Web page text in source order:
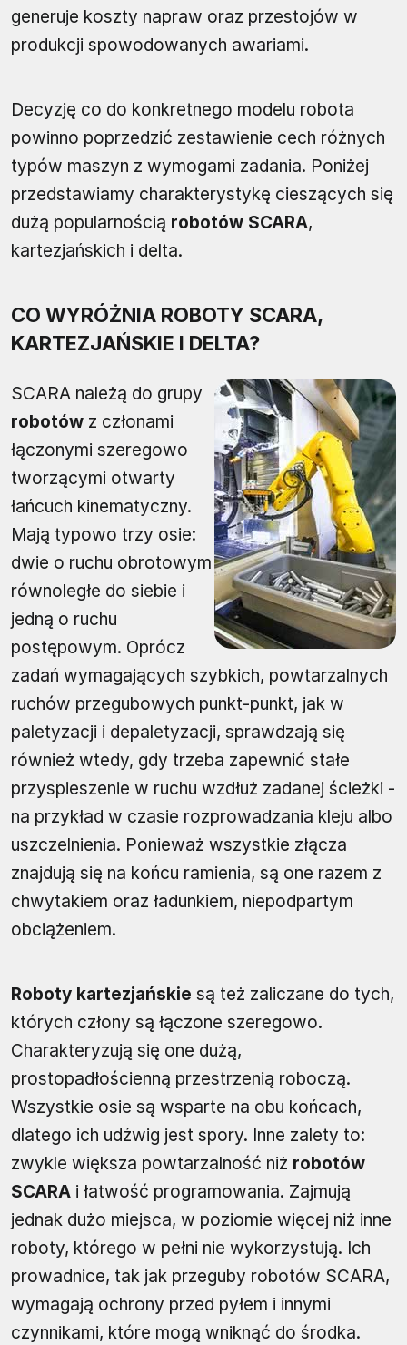
generuje koszty napraw oraz przestojów w
produkcji spowodowanych awariami.
Decyzję co do konkretnego modelu robota
powinno poprzedzić zestawienie cech różnych
typów maszyn z wymogami zadania. Poniżej
przedstawiamy charakterystykę cieszących się
dużą popularnością robotów SCARA,
kartezjańskich i delta.
CO WYRÓŻNIA ROBOTY SCARA,
KARTEZJAŃSKIE I DELTA?
SCARA należą do grupy
robotów z członami
łączonymi szeregowo
tworzącymi otwarty
łańcuch kinematyczny.
Mają typowo trzy osie:
dwie o ruchu obrotowym
równoległe do siebie i
jedną o ruchu
postępowym. Oprócz
zadań wymagających szybkich, powtarzalnych
ruchów przegubowych punkt-punkt, jak w
paletyzacji i depaletyzacji, sprawdzają się
również wtedy, gdy trzeba zapewnić stałe
przyspieszenie w ruchu wzdłuż zadanej ścieżki -
na przykład w czasie rozprowadzania kleju albo
uszczelnienia. Ponieważ wszystkie złącza
znajdują się na końcu ramienia, są one razem z
chwytakiem oraz ładunkiem, niepodpartym
obciążeniem.
Roboty kartezjańskie są też zaliczane do tych,
których człony są łączone szeregowo.
Charakteryzują się one dużą,
prostopadłościenną przestrzenią roboczą.
Wszystkie osie są wsparte na obu końcach,
dlatego ich udźwig jest spory. Inne zalety to:
zwykle większa powtarzalność niż robotów
SCARA i łatwość programowania. Zajmują
jednak dużo miejsca, w poziomie więcej niż inne
roboty, którego w pełni nie wykorzystują. Ich
prowadnice, tak jak przeguby robotów SCARA,
wymagają ochrony przed pyłem i innymi
czynnikami, które mogą wniknąć do środka.